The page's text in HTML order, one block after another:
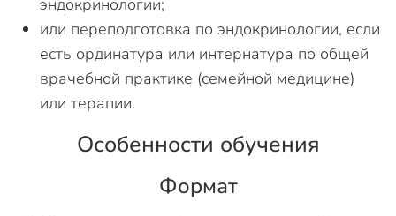
эндокринологии;
или переподготовка по эндокринологии, если
есть ординатура или интернатура по общей
врачебной практике (семейной медицине)
или терапии.
Особенности обучения
Формат